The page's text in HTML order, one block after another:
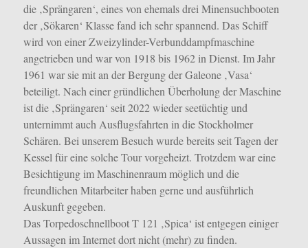
die ‚Sprängaren‘, eines von ehemals drei Minensuchbooten
der ‚Sökaren‘ Klasse fand ich sehr spannend. Das Schiff
wird von einer Zweizylinder-Verbunddampfmaschine
angetrieben und war von 1918 bis 1962 in Dienst. Im Jahr
1961 war sie mit an der Bergung der Galeone ‚Vasa‘
beteiligt. Nach einer gründlichen Überholung der Maschine
ist die ‚Sprängaren‘ seit 2022 wieder seetüchtig und
unternimmt auch Ausflugsfahrten in die Stockholmer
Schären. Bei unserem Besuch wurde bereits seit Tagen der
Kessel für eine solche Tour vorgeheizt. Trotzdem war eine
Besichtigung im Maschinenraum möglich und die
freundlichen Mitarbeiter haben gerne und ausführlich
Auskunft gegeben.
Das Torpedoschnellboot T 121 ‚Spica‘ ist entgegen einiger
Aussagen im Internet dort nicht (mehr) zu finden.